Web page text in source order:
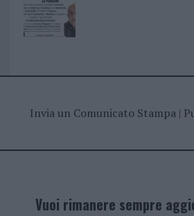
Invia un Comunicato Stampa|
Vuoi rimanere sempre